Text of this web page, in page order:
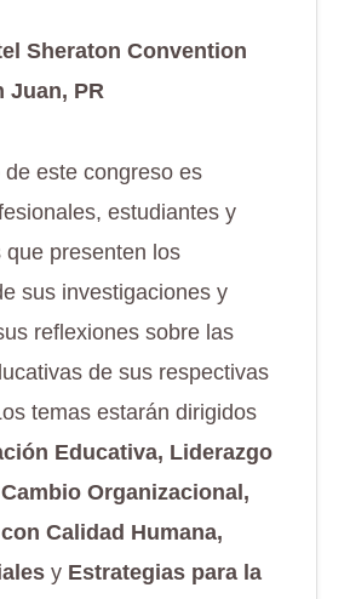
Sheraton Convention
Juan, PR
de este congreso es
estudiantes y
que presenten los
sus investigaciones y
reflexiones sobre las
de sus respectivas
temas estarán dirigidos
Educativa, Liderazgo
Organizacional,
Calidad Humana,
yEstrategias para la